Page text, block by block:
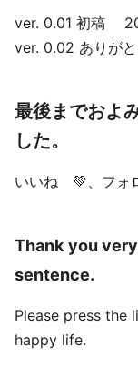
ver. 0.01 初稿
ver. 0.02 ありが
最後までおよ
した。
いいね 💚、フォ
Thank you
sentence.
Please press
happy life.